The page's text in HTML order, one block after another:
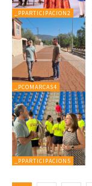
_PPARTICIPACION2
_PCOMARCAS4
_PPARTICIPACION5